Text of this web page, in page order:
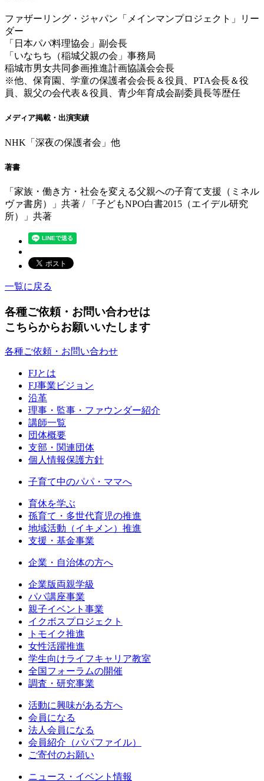
ファザーリング・ジャパン「メインマンプロジェクト」リー
ダー
「日本パパ料理協会」副会長
「いなちち（稲城父親の会」事務局
稲城市男女共同参画推進計画協議会会長
※他、保育園、学童の保護者会会長＆役員、PTA会長＆役
員、親父の会代表＆役員、青少年育成会副委員長等歴任
メディア掲載・出演実績
NHK「深夜の保護者会」他
著書
「家族・働き方・社会を変える父親への子育て支援（ミネル
ヴァ書房）」共著 / 「子どもNPO白書2015（エイデル研究
所）」共著
一覧に戻る
各種ご依頼・お問い合わせは
こちらからお願いいたします
各種ご依頼・お問い合わせ
FJとは
FJ事業ビジョン
沿革
理事・監事・ファウンダー紹介
講師一覧
団体概要
支部・関連団体
個人情報保護方針
子育て中のパパ・ママへ
育休を学ぶ
孫育て・多世代育児の推進
地域活動（イキメン）推進
支援・基金事業
企業・自治体の方へ
企業版両親学級
パパ講座事業
親子イベント事業
イクボスプロジェクト
トモイク推進
女性活躍推進
学生向けライフキャリア教室
全国フォーラムの開催
調査・研究事業
活動に興味がある方へ
会員になる
法人会員になる
会員紹介（パパファイル）
ご寄付のお願い
ニュース・イベント情報